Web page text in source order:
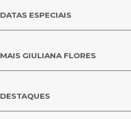
DATAS ESPECIAIS
MAIS GIULIANA FLORES
DESTAQUES